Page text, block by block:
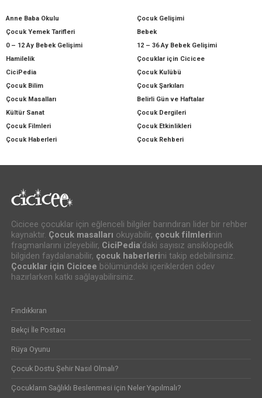
Anne Baba Okulu
Çocuk Gelişimi
Çocuk Yemek Tarifleri
Bebek
0 – 12 Ay Bebek Gelişimi
12 – 36 Ay Bebek Gelişimi
Hamilelik
Çocuklar için Cicicee
CiciPedia
Çocuk Kulübü
Çocuk Bilim
Çocuk Şarkıları
Çocuk Masalları
Belirli Gün ve Haftalar
Kültür Sanat
Çocuk Dergileri
Çocuk Filmleri
Çocuk Etkinlikleri
Çocuk Haberleri
Çocuk Rehberi
Cicicee çocuklar için eğlenceli bilgiler barındıran lider bir rehber
kaynaktır. Çocuk masalları okuyabilir, çocuk filmlerinin
fragmanlarını izleyebilir, CiciPedia’daki sayısız ansiklopedik
bilgiden faydalanabilir, çocuk haberlerini takip edebilirsiniz.
Çocuklar için Cicicee bölümündeki içeriklerden ödev
hazırlarken katkı sağlayabilirsiniz.
Fındıkkıran
Bekçi İle Postacı
Rüya Oyunu
Çocuk Dostu Şehir Nasıl Olmalı?
Çocukların Sağlıklı Beslenmesi için Neler Yapılmalı?